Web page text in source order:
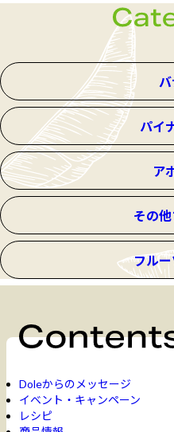
パイ
ア
その
フル
Doleからのメッセージ
イベント・キャンペーン
レシピ